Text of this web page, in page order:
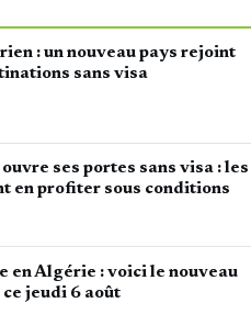
: un nouveau pays rejoint
sans visa
ses portes sans visa : les
en profiter sous conditions
en Algérie : voici le nouveau
ce jeudi 6 août